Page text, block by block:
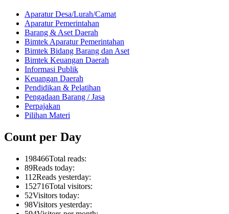
Aparatur Desa/Lurah/Camat
Aparatur Pemerintahan
Barang & Aset Daerah
Bimtek Aparatur Pemerintahan
Bimtek Bidang Barang dan Aset
Bimtek Keuangan Daerah
Informasi Publik
Keuangan Daerah
Pendidikan & Pelatihan
Pengadaan Barang / Jasa
Perpajakan
Pilihan Materi
Count per Day
198466Total reads:
89Reads today:
112Reads yesterday:
152716Total visitors:
52Visitors today:
98Visitors yesterday: